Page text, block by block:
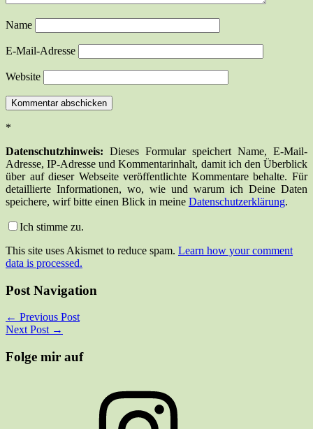
Name
E-Mail-Adresse
Website
*
Datenschutzhinweis: Dieses Formular speichert Name, E-Mail-
Adresse, IP-Adresse und Kommentarinhalt, damit ich den Überblick
über auf dieser Webseite veröffentlichte Kommentare behalte. Für
detaillierte Informationen, wo, wie und warum ich Deine Daten
speichere, wirf bitte einen Blick in meine Datenschutzerklärung.
Ich stimme zu.
This site uses Akismet to reduce spam. Learn how your comment
data is processed.
Post Navigation
← Previous Post
Next Post →
Folge mir auf